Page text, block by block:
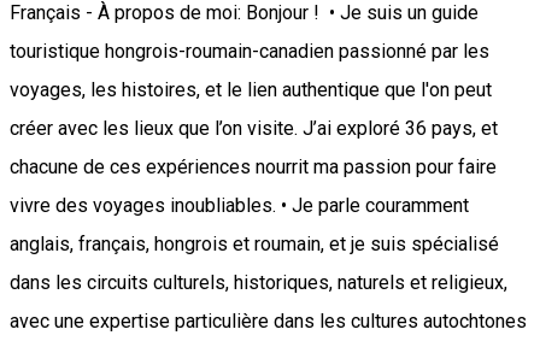
Français - À propos de moi: Bonjour ! • Je suis un guide
touristique hongrois-roumain-canadien passionné par les
voyages, les histoires, et le lien authentique que l'on peut
créer avec les lieux que l’on visite. J’ai exploré 36 pays, et
chacune de ces expériences nourrit ma passion pour faire
vivre des voyages inoubliables. • Je parle couramment
anglais, français, hongrois et roumain, et je suis spécialisé
dans les circuits culturels, historiques, naturels et religieux,
avec une expertise particulière dans les cultures autochtones